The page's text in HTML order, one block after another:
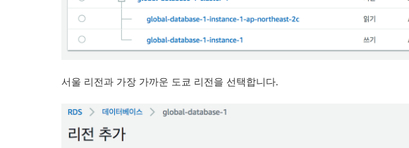
서울 리전과 가장 가까운 도쿄 리전을 선택합니다.